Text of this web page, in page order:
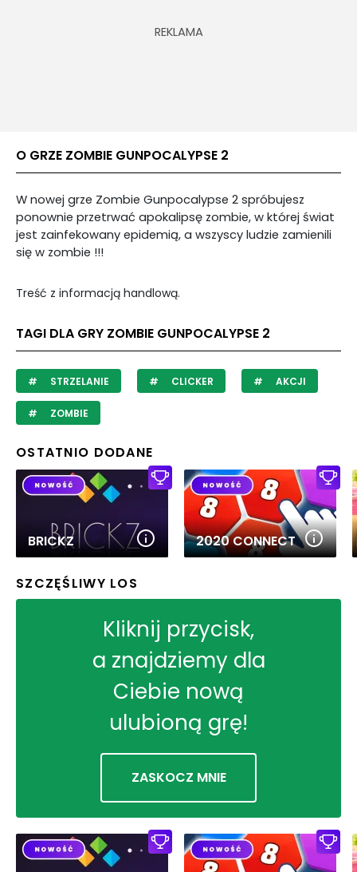
O GRZE ZOMBIE GUNPOCALYPSE 2
W nowej grze Zombie Gunpocalypse 2 spróbujesz
ponownie przetrwać apokalipsę zombie, w której świat
jest zainfekowany epidemią, a wszyscy ludzie zamienili
się w zombie !!!
Treść z informacją handlową.
TAGI DLA GRY ZOMBIE GUNPOCALYPSE 2
STRZELANIE CLICKER AKCJI
ZOMBIE
OSTATNIO DODANE
BRICKZ 2020 CONNECT
SZCZĘŚLIWY LOS
Kliknij przycisk,
a znajdziemy dla
Ciebie nową
ulubioną grę!
ZASKOCZ MNIE